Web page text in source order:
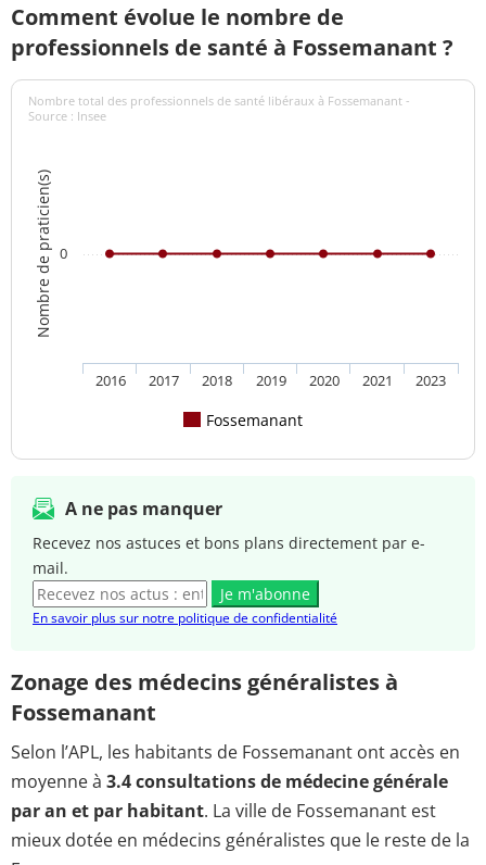
Comment évolue le nombre de
professionnels de santé à Fossemanant ?
Nombre de praticien(s)
Nombre total des professionnels de santé libéraux à Fossemanant -
Source : Insee
Fossemanant
2016 2017 2018 2019 2020 2021 2023
0
A ne pas manquer
Recevez nos astuces et bons plans directement par e-
mail.
Je m'abonne
En savoir plus sur notre politique de confidentialité
Zonage des médecins généralistes à
Fossemanant
Selon l’APL, les habitants de Fossemanant ont accès en
moyenne à 3.4 consultations de médecine générale
par an et par habitant. La ville de Fossemanant est
mieux dotée en médecins généralistes que le reste de la